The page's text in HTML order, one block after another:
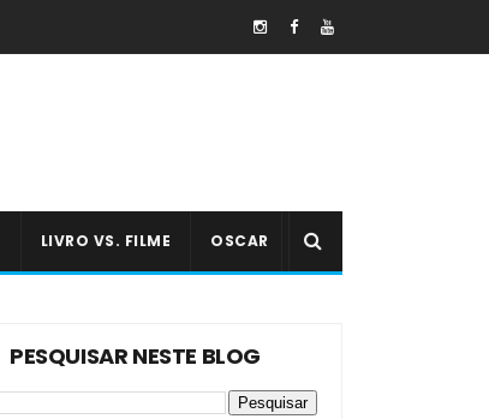
LIVRO VS. FILME OSCAR
PESQUISAR NESTE BLOG